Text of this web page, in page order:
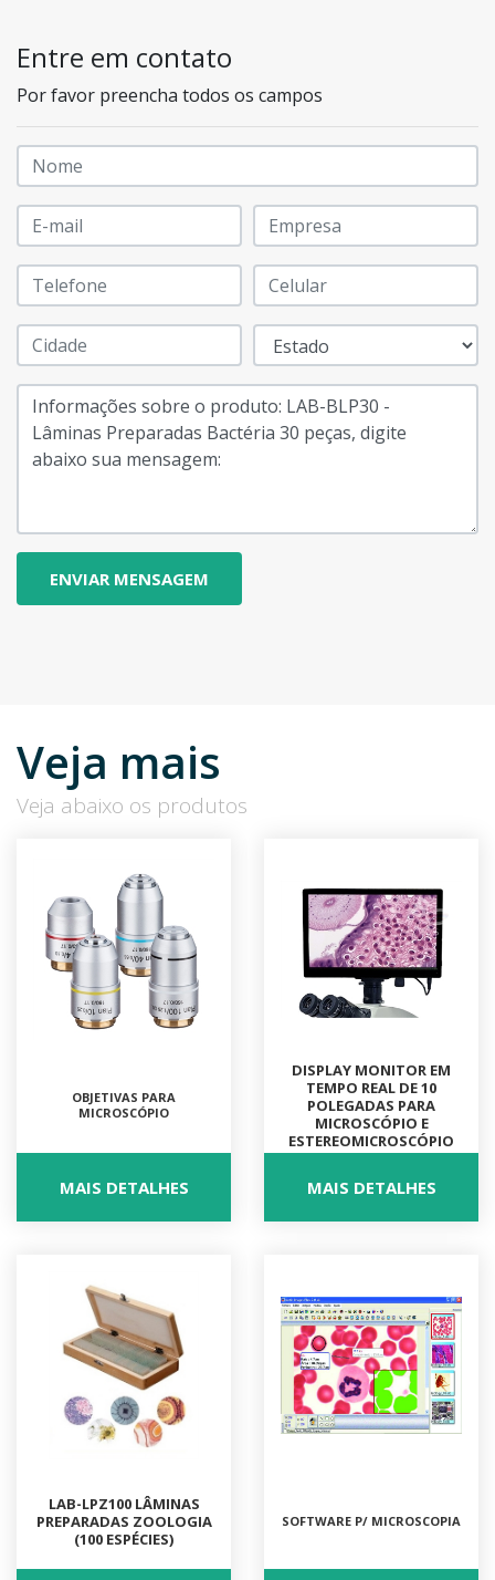
Entre em contato
Por favor preencha todos os campos
Veja mais
Veja abaixo os produtos
OBJETIVAS PARA
MICROSCÓPIO
MAIS DETALHES
DISPLAY MONITOR EM
TEMPO REAL DE 10
POLEGADAS PARA
MICROSCÓPIO E
ESTEREOMICROSCÓPIO
MAIS DETALHES
LAB-LPZ100 LÂMINAS
PREPARADAS ZOOLOGIA
(100 ESPÉCIES)
SOFTWARE P/ MICROSCOPIA